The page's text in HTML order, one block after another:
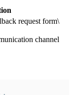
request form\
channel